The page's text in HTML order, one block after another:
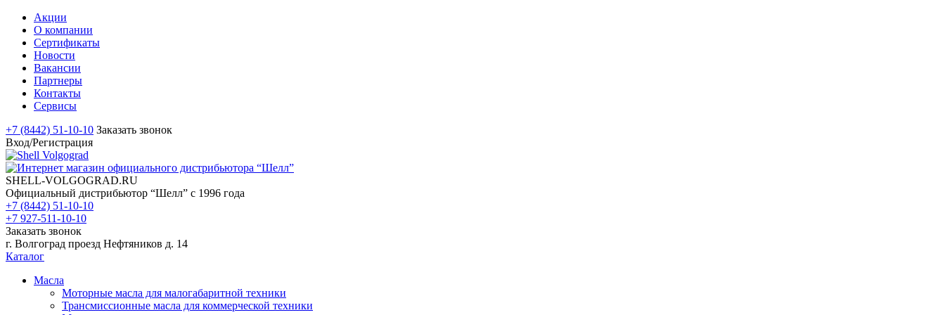
Акции
О компании
Сертификаты
Новости
Вакансии
Партнеры
Контакты
Сервисы
+7 (8442) 51-10-10 Заказать звонок
Вход/Регистрация
SHELL-VOLGOGRAD.RU
Официальный дистрибьютор “Шелл” с 1996 года
+7 (8442) 51-10-10
+7 927-511-10-10
Заказать звонок
г. Волгоград проезд Нефтяников д. 14
Каталог
Масла
Моторные масла для малогабаритной техники
Трансмиссионные масла для коммерческой техники